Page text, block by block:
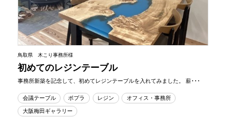
鳥取県 木こり事務所様
初めてのレジンテーブル
事務所新築を記念して、初めてレジンテーブルを入れてみました。 薪･･･
会議テーブル ポプラ レジン
オフィス・事務所
大阪梅田ギャラリー